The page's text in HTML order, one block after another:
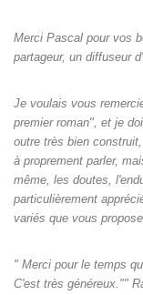
Merci Pascal pour vos
partageur, un diffuseur
Je voulais vous
premier roman", et je
outre très bien
à proprement parler,
même, les doutes,
particulièrement
variés que vous
" Merci pour le temps
C'est très généreux.""